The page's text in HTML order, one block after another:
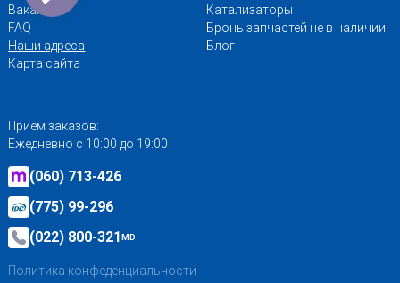
Вакансии
FAQ
Наши адреса
Карта сайта
Катализаторы
Бронь запчастей не в наличии
Блог
Приём заказов:
Ежедневно с 10:00 до 19:00
(060) 713-426
(775) 99-296
(022) 800-321MD
Политика конфеденциальности